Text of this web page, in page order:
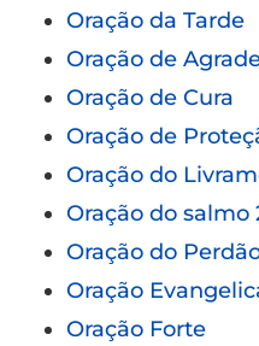
Oração da Tarde
Oração de
Oração de Cura
Oração de
Oração do
Oração do salmo
Oração do
Oração
Oração Forte